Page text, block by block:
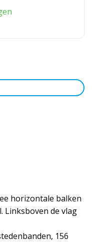
horizontale balken
Linksboven de vlag
156